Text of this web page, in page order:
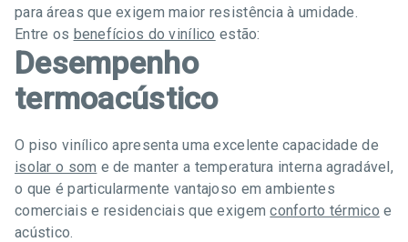
para áreas que exigem maior resistência à umidade.
Entre os benefícios do vinílico estão:
Desempenho
termoacústico
O piso vinílico apresenta uma excelente capacidade de
isolar o som e de manter a temperatura interna agradável,
o que é particularmente vantajoso em ambientes
comerciais e residenciais que exigemconforto térmico e
acústico.